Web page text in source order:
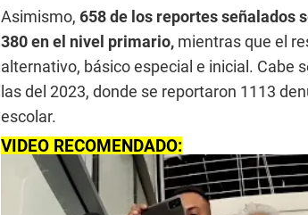
Asimismo, 658 de los reportes señalados
380 en el nivel primario, mientras que el
alternativo, básico especial e inicial. Cabe
las del 2023, donde se reportaron 1113
escolar.
VIDEO RECOMENDADO: